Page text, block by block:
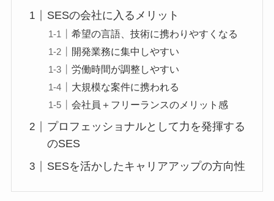
SESの会社に入るメリット
希望の言語、技術に携わりやすくなる
開発業務に集中しやすい
労働時間が調整しやすい
大規模な案件に携われる
会社員＋フリーランスのメリット感
プロフェッショナルとして力を発揮する
のSES
SESを活かしたキャリアアップの方向性